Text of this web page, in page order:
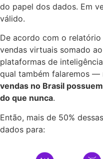
do papel dos dados. Em
válido.
De acordo com o
vendas virtuais somado
plataformas de
qual também falaremos —
vendas no Brasil
do que nunca.
Então, mais de 50%
dados para: